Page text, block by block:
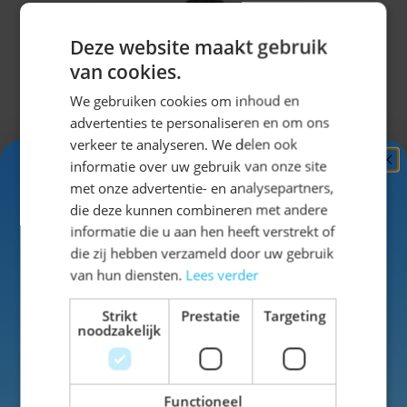
en een trachtenvest voor een complete
Oktoberfest outfit. Dankzij de neutrale kleur vormt dit
overhemd de perfecte basis voor iedere traditionele
Beierse look.
Grootste collectie en direct uit
voorraad
Bij Oktoberfestwinkel.nl vind je een van de grootste
collecties Oktoberfest kleding van Nederland. Van
lederhosen en trachtenhemden tot complete
Het Trachtenhemd Wit is een veelzijdige keuze die
jarenlang meegaat en eenvoudig te combineren is
met vrijwel iedere Oktoberfest outfit.
Voor 22:00 uur besteld op werkdagen, morgen in huis.
Trachtenhemd Putzbrunn Rood Geblokt
€ 19,99
Deze website maakt gebruik
van cookies.
We gebruiken cookies om inhoud en
advertenties te personaliseren en om ons
verkeer te analyseren. We delen ook
informatie over uw gebruik van onze site
met onze advertentie- en analysepartners,
die deze kunnen combineren met andere
informatie die u aan hen heeft verstrekt of
die zij hebben verzameld door uw gebruik
van hun diensten. Lees verder
Strikt
noodzakelijk
Prestatie Targeting
Functioneel
Ontvang5%
KORTING!
Schrijf je nuin voor de nieuwsbrief en ontvang toegang
tot exclusieve kortingen!
Voor- en achternaam